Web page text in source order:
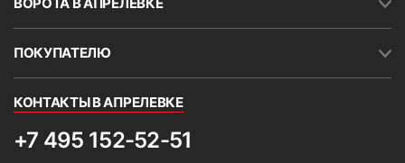
ВОРОТА В АПРЕЛЕВКЕ
ПОКУПАТЕЛЮ
КОНТАКТЫ В АПРЕЛЕВКЕ
+7 495 152-52-51